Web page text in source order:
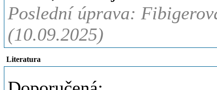
Poslední úprava:
(10.09.2025)
Literatura